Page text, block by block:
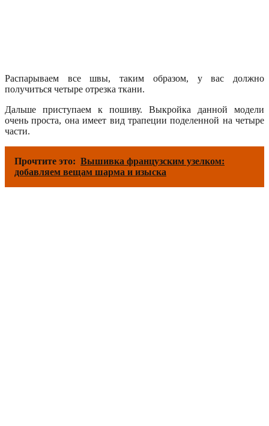
Распарываем все швы, таким образом, у вас должно
получиться четыре отрезка ткани.
Дальше приступаем к пошиву. Выкройка данной модели
очень проста, она имеет вид трапеции поделенной на четыре
части.
Прочтите это: Вышивка французским узелком:
добавляем вещам шарма и изыска